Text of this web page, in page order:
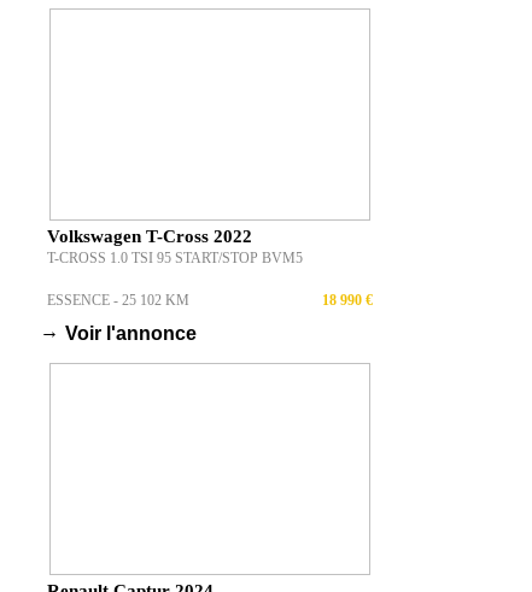
Volkswagen T-Cross 2022
T-CROSS 1.0 TSI 95 START/STOP BVM5
ESSENCE - 25 102 KM 18 990 €
→ Voir l'annonce